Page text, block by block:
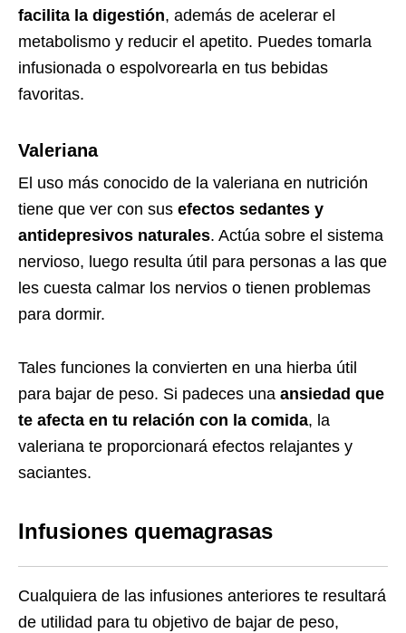
facilita la digestión, además de acelerar el
metabolismo y reducir el apetito. Puedes tomarla
infusionada o espolvorearla en tus bebidas
favoritas.
Valeriana
El uso más conocido de la valeriana en nutrición
tiene que ver con sus efectos sedantes y
antidepresivos naturales. Actúa sobre el sistema
nervioso, luego resulta útil para personas a las que
les cuesta calmar los nervios o tienen problemas
para dormir.
Tales funciones la convierten en una hierba útil
para bajar de peso. Si padeces una ansiedad que
te afecta en tu relación con la comida, la
valeriana te proporcionará efectos relajantes y
saciantes.
Infusiones quemagrasas
Cualquiera de las infusiones anteriores te resultará
de utilidad para tu objetivo de bajar de peso,